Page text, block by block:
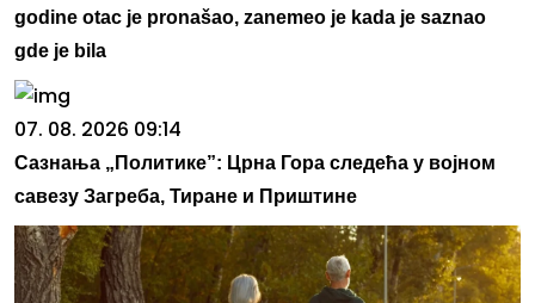
godine otac je pronašao, zanemeo je kada je saznao
gde je bila
07. 08. 2026 09:14
Сазнања „Политике”: Црна Гора следећа у војном
савезу Загреба, Тиране и Приштине